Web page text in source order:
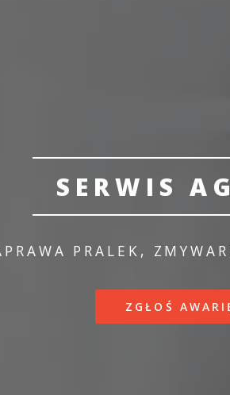
SERWIS
PRALEK,
ZGŁOŚ